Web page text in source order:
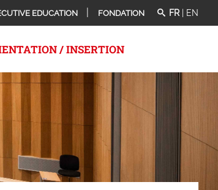
EDUCATION FONDATION FR EN
/ INSERTION